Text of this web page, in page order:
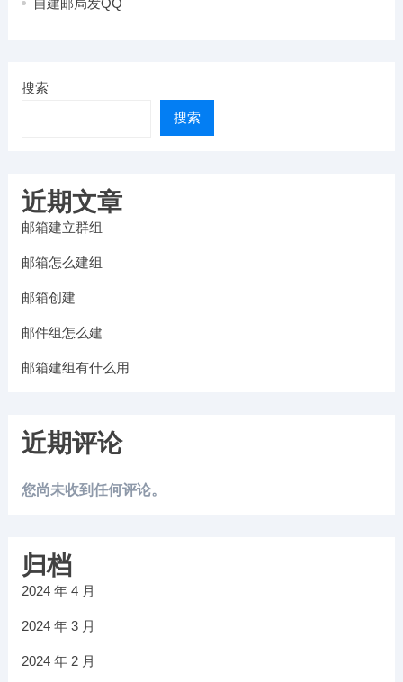
自建邮局发QQ
搜索
搜索
近期文章
邮箱建立群组
邮箱怎么建组
邮箱创建
邮件组怎么建
邮箱建组有什么用
近期评论
您尚未收到任何评论。
归档
2024 年 4 月
2024 年 3 月
2024 年 2 月